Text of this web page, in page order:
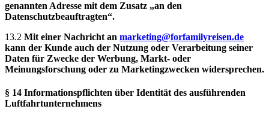
genannten Adresse mit dem Zusatz „an den
Datenschutzbeauftragten“.
13.2 Mit einer Nachricht an marketing@forfamilyreisen.de
kann der Kunde auch der Nutzung oder Verarbeitung seiner
Daten für Zwecke der Werbung, Markt- oder
Meinungsforschung oder zu Marketingzwecken widersprechen.
§ 14 Informationspflichten über Identität des ausführenden
Luftfahrtunternehmens